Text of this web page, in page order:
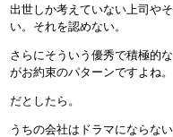
出世しか考えていない上司や
い。それを認めない。
さらにそういう優秀で積極的
がお約束のパターンですよね。
だとしたら。
うちの会社はドラマにならな